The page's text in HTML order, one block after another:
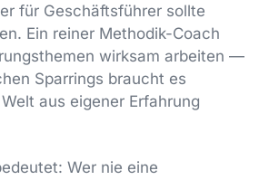
für Geschäftsführer sollte
Ein reiner Methodik-Coach
wirksam arbeiten —
Sparrings braucht es
aus eigener Erfahrung
Wer nie eine